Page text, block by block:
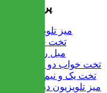
پرفروش ها
میز تلویزیون
تخت خواب
مبل راحتی
تخت خواب دو طبقه
تخت یک و نیم نفره
میز تلویزیون دیواری